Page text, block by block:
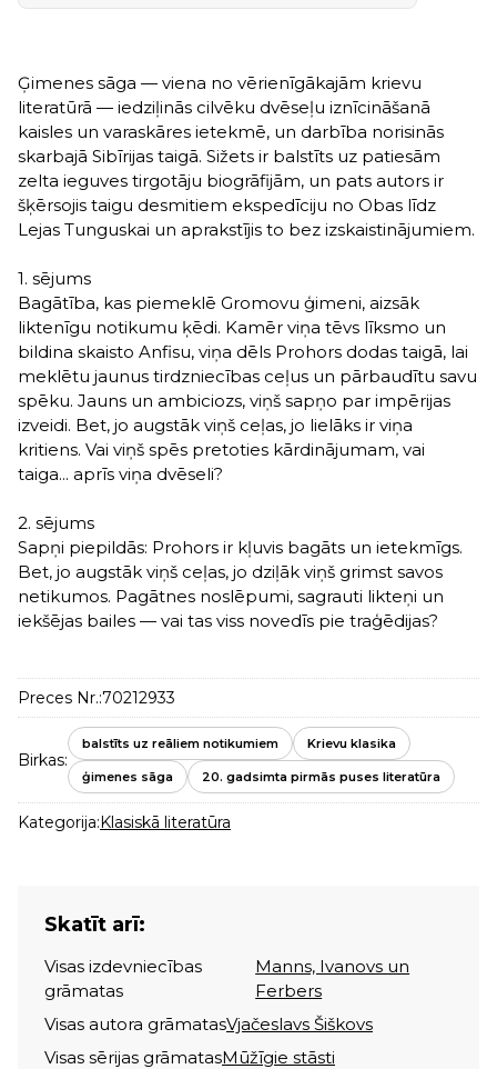
Ģimenes sāga — viena no vērienīgākajām krievu
literatūrā — iedziļinās cilvēku dvēseļu iznīcināšanā
kaisles un varaskāres ietekmē, un darbība norisinās
skarbajā Sibīrijas taigā. Sižets ir balstīts uz patiesām
zelta ieguves tirgotāju biogrāfijām, un pats autors ir
šķērsojis taigu desmitiem ekspedīciju no Obas līdz
Lejas Tunguskai un aprakstījis to bez izskaistinājumiem.
1. sējums
Bagātība, kas piemeklē Gromovu ģimeni, aizsāk
liktenīgu notikumu ķēdi. Kamēr viņa tēvs līksmo un
bildina skaisto Anfisu, viņa dēls Prohors dodas taigā, lai
meklētu jaunus tirdzniecības ceļus un pārbaudītu savu
spēku. Jauns un ambiciozs, viņš sapņo par impērijas
izveidi. Bet, jo augstāk viņš ceļas, jo lielāks ir viņa
kritiens. Vai viņš spēs pretoties kārdinājumam, vai
taiga... aprīs viņa dvēseli?
2. sējums
Sapņi piepildās: Prohors ir kļuvis bagāts un ietekmīgs.
Bet, jo augstāk viņš ceļas, jo dziļāk viņš grimst savos
netikumos. Pagātnes noslēpumi, sagrauti likteņi un
iekšējas bailes — vai tas viss novedīs pie traģēdijas?
Preces Nr.:70212933
Birkas:
balstīts uz reāliem notikumiem Krievu klasika
ģimenes sāga 20. gadsimta pirmās puses literatūra
Kategorija:Klasiskā literatūra
Skatīt arī:
Visas izdevniecības
grāmatas
Manns, Ivanovs un
Ferbers
Visas autora grāmatasVjačeslavs Šiškovs
Visas sērijas grāmatasMūžīgie stāsti